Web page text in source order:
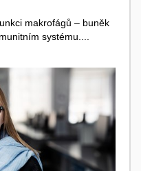
makrofágů – buněk
systému....